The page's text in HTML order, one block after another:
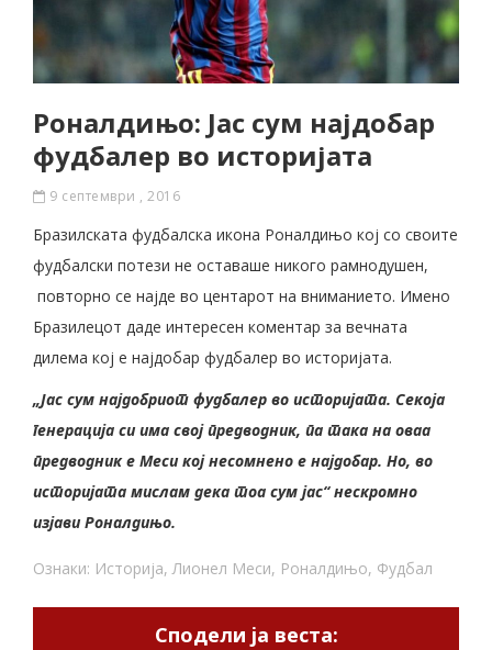
Роналдињо: Јас сум најдобар
фудбалер во историјата
9 септември , 2016
Бразилската фудбалска икона Роналдињо кој со своите
фудбалски потези не оставаше никого рамнодушен,
повторно се најде во центарот на вниманието. Имено
Бразилецот даде интересен коментар за вечната
дилема кој е најдобар фудбалер во историјата.
„Јас сум најдобриот фудбалер во историјата. Секоја
генерација си има свој предводник, па така на оваа
предводник е Меси кој несомнено е најдобар. Но, во
историјата мислам дека тоа сум јас“ нескромно
изјави Роналдињо.
Ознаки: Историја,Лионел Меси, Роналдињо, Фудбал
Сподели ја веста: